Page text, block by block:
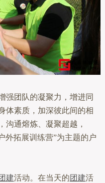
团队的凝聚力，增进同
体素质，加深彼此间的相
沟通熔炼、凝聚超越，
外拓展训练营”为主题的户
建活动。在当天的团建活